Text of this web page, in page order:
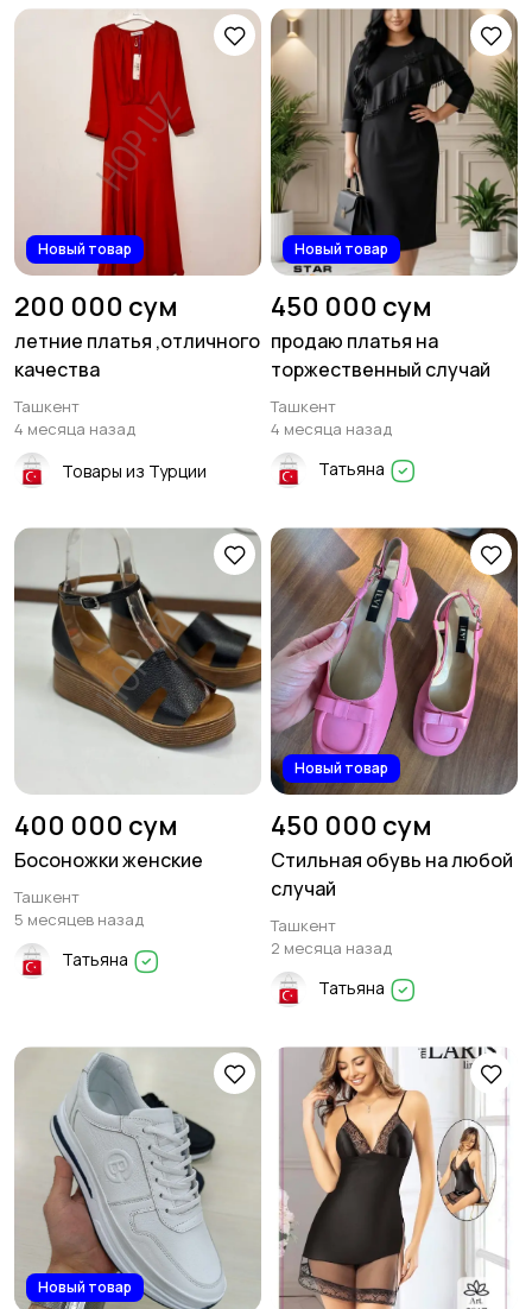
Новый товар
200 000 сум
летние платья ,отличного
качества
Ташкент
4 месяца назад
Товары из Турции
Новый товар
450 000 сум
продаю платья на
торжественный случай
Ташкент
4 месяца назад
Татьяна
400 000 сум
Босоножки женские
Ташкент
5 месяцев назад
Татьяна
Новый товар
450 000 сум
Стильная обувь на любой
случай
Ташкент
2 месяца назад
Татьяна
Новый товар